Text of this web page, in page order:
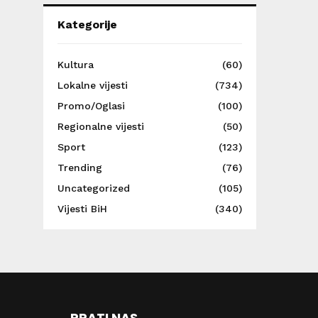
Kategorije
Kultura
(60)
Lokalne vijesti
(734)
Promo/Oglasi
(100)
Regionalne vijesti
(50)
Sport
(123)
Trending
(76)
Uncategorized
(105)
Vijesti BiH
(340)